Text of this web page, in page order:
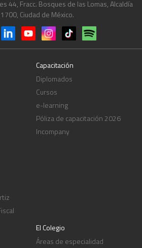
44, Fracc. Bosques de las Lomas, Alcaldía
Ciudad de México.
Capacitación
Diplomados
Cursos
e-learning
Póliza de capacitación 2026
Incompany
El Colegio
Áreas de especialidad